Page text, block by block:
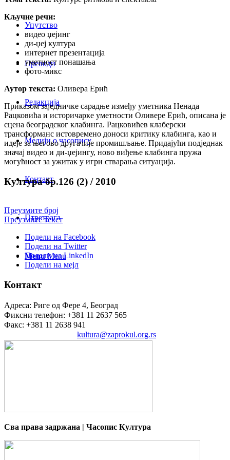
Упутство
Преводи
Редакција
Медији о часопису
Контакт
Птретрага
Menu Menu
Кључне речи:
видео џејинг
ди-џеј култура
интернет презентација
уметност понашања
фото-микс
Аутор текста: Оливера Ерић
Приказом заједничке сарадње између уметника Ненада
Рацковића и историчарке уметности Оливере Ерић, описана је
сцена београдског клабинга. Рацковићев клаберски
трансформанс истовремено доноси критику клабинга, као и
идеје за његово другачије промишљање. Придајући подједнак
значај видео и ди-џејингу, ново виђење клабинга пружа
могућност за ужитак у игри стварања ситуација.
Култура бр.126 (2) / 2010
Преузмите број
Преузмите текст
Подели на Facebook
Подели на Twitter
Подели на LinkedIn
Подели на мејл
Контакт
Адреса: Риге од Фере 4, Београд
Фиксни телефон: +381 11 2637 565
Факс: +381 11 2638 941
kultura@zaprokul.org.rs
Сва права задржана | Часопис Култура